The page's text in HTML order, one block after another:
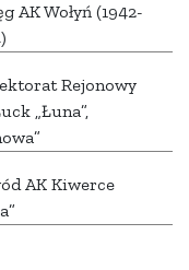
AK Wołyń (1942-
Rejonowy
„Łuna”,
AK Kiwerce